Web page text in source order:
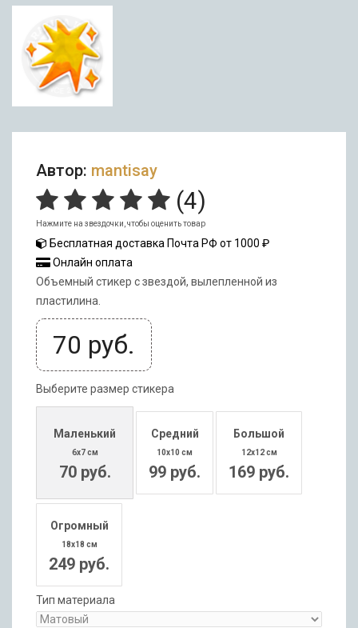
Автор: mantisay
(4)
Нажмите на звездочки, чтобы оценить товар
Бесплатная доставка Почта РФ от 1000 ₽
Онлайн оплата
Объемный стикер с звездой, вылепленной из
пластилина.
70 руб.
Выберите размер стикера
Маленький
6x7 см
70 руб.
Средний
10x10 см
99 руб.
Большой
12x12 см
169 руб.
Огромный
18x18 см
249 руб.
Тип материала